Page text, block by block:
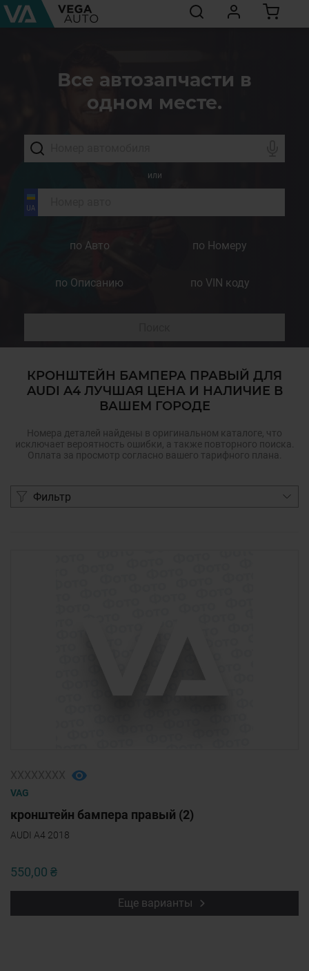
Все автозапчасти в
одном месте.
или
по Авто по Номеру
по Описанию по VIN коду
КРОНШТЕЙН БАМПЕРА ПРАВЫЙ ДЛЯ
AUDI A4 ЛУЧШАЯ ЦЕНА И НАЛИЧИЕ В
ВАШЕМ ГОРОДЕ
Номера деталей найдены в оригинальном каталоге, что
исключает вероятность ошибки, а также повторного поиска.
Оплата за просмотр согласно вашего тарифного плана.
Фильтр
VAG
кронштейн бампера правый (2)
AUDI A4 2018
550,00 ₴
Еще варианты